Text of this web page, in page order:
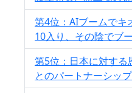
第4位：AIブームでキ
10入り、その陰でブ
第5位：日本に対す
とのパートナーシッ